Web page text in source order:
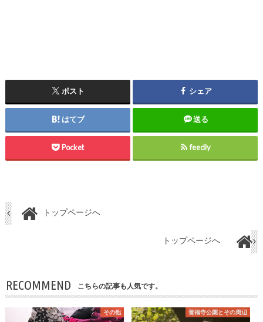
ポスト シェア
はてブ 送る
Pocket feedly
トップページへ
トップページへ
RECOMMEND こちらの記事も人気です。
その他 善福寺公園とその周辺